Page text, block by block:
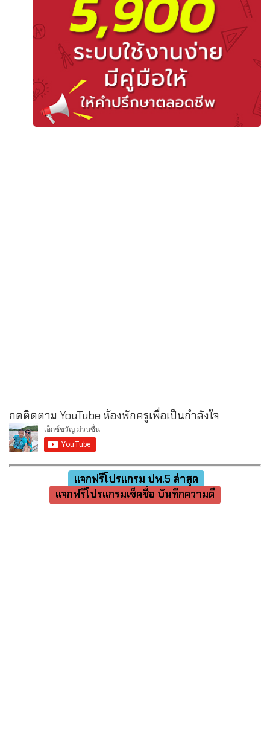
กดติดตาม YouTube ห้องพักครูเพื่อเป็นกำลังใจ
แจกฟรีโปรแกรม ปพ.5 ล่าสุด
แจกฟรีโปรแกรมเช็คชื่อ บันทึกความดี